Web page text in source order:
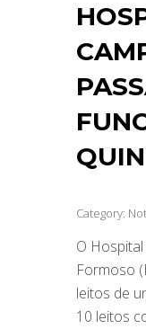
Category:
O
Formoso
leitos de
10 leitos